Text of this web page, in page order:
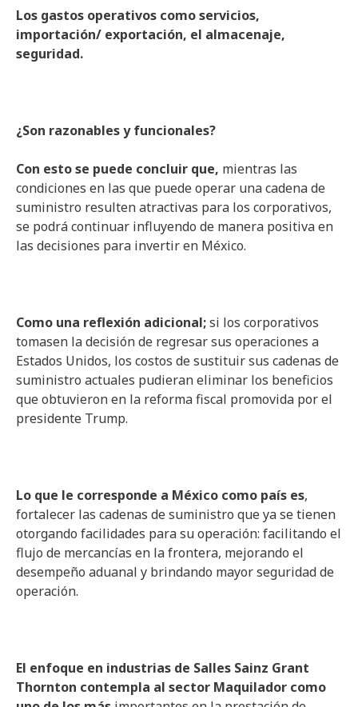
Los gastos operativos como servicios,
importación/ exportación, el almacenaje,
seguridad.
¿Son razonables y funcionales?
Con esto se puede concluir que, mientras las
condiciones en las que puede operar una cadena de
suministro resulten atractivas para los corporativos,
se podrá continuar influyendo de manera positiva en
las decisiones para invertir en México.
Como una reflexión adicional;si los corporativos
tomasen la decisión de regresar sus operaciones a
Estados Unidos, los costos de sustituir sus cadenas de
suministro actuales pudieran eliminar los beneficios
que obtuvieron en la reforma fiscal promovida por el
presidente Trump.
Lo que le corresponde a México como país es,
fortalecer las cadenas de suministro que ya se tienen
otorgando facilidades para su operación: facilitando el
flujo de mercancías en la frontera, mejorando el
desempeño aduanal y brindando mayor seguridad de
operación.
El enfoque en industrias de Salles Sainz Grant
Thornton contempla al sector Maquilador como